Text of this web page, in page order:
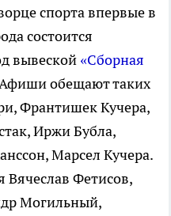
спорта впервые в
состоится
вывеской «Сборная
обещают таких
Франтишек Кучера,
Иржи Бубла,
Марсел Кучера.
Вячеслав Фетисов,
Могильный,